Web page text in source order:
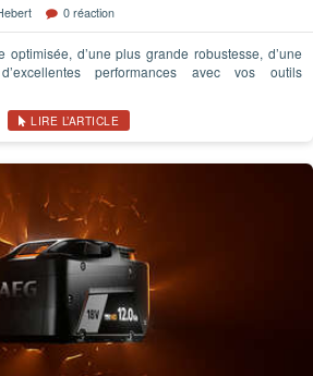
0 réaction
optimisée, d’une plus grande robustesse, d’une
performances avec vos outils
LIRE L’ARTICLE